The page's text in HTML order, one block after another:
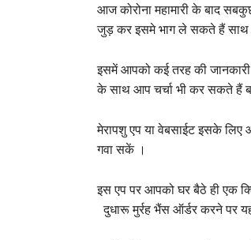
आज कोरोना महामारी के बाद
जुड़ कर इसमे भाग ले सकते हैं साथ
इसमें आपको कई तरह की
के साथ आप चर्चा भी कर सकते हैं
मेरापशु एप या वेबसाईट इसके
गवा सकें ।
इस एप पर आपको घर बैठे ही एक
दुधारू मुर्रह भैंस ऑर्डर करने पर